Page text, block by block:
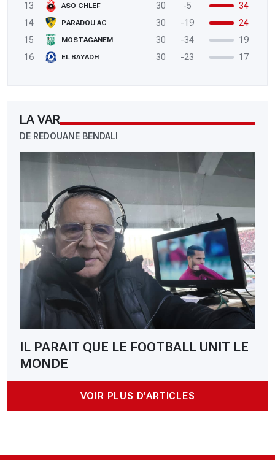
13
ASO CHLEF 30 -5
34
14
PARADOU AC 30 -19
24
15
MOSTAGANEM 30 -34
19
16
EL BAYADH 30 -23 17
LA VAR
DE REDOUANE BENDALI
IL PARAIT QUE LE FOOTBALL UNIT LE
MONDE
VOIR PLUS D'ARTICLES